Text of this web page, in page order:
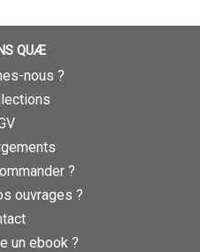
QUÆ
nous ?
?
ouvrages ?
un ebook ?